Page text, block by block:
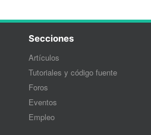
Secciones
Artículos
Tutoriales y código fuente
Foros
Eventos
Empleo